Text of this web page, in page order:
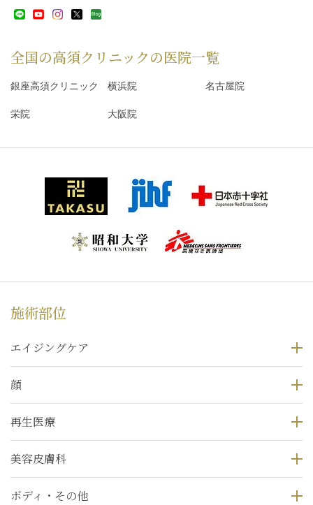
全国の高須クリニックの医院一覧
銀座高須クリニック 横浜院 名古屋院
栄院 大阪院
施術部位
エイジングケア
顔
再生医療
美容皮膚科
ボディ・その他